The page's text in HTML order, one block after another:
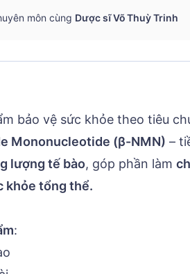
môn cùng Dược sĩ Võ Thuỳ Trinh
bảo vệ sức khỏe theo tiêu
Mononucleotide (β-NMN) –
lượng tế bào, góp phần làm
khỏe tổng thể.
: